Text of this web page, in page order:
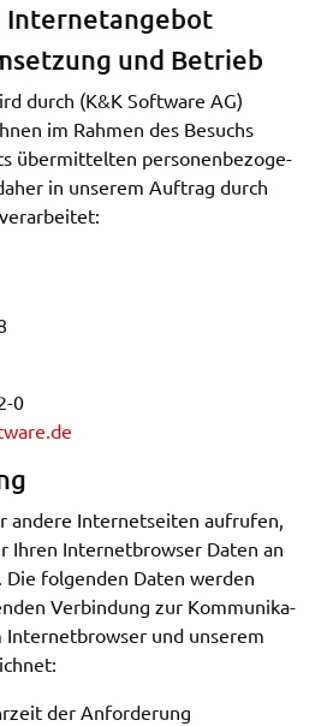
Inter­net­an­ge­bot
und Betrieb
durch (K&K Soft­ware AG)
im Rahmen des Besuchs
über­mit­tel­ten perso­nen­be­zo­ge­
in unse­rem Auftrag durch
0
ande­re Inter­net­sei­ten aufru­fen,
Ihren Inter­net­brow­ser Daten an
Die folgen­den Daten werden
Verbin­dung zur Kommu­ni­ka­
Inter­net­brow­ser und unse­rem
der Anfor­de­rung